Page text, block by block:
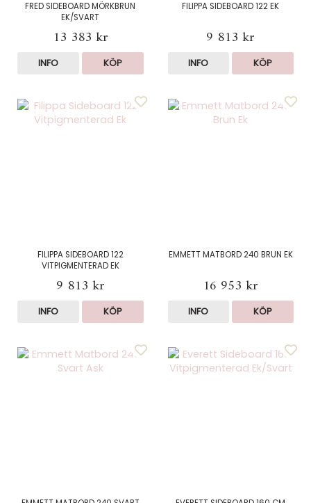
FRED SIDEBOARD MÖRKBRUN
EK/SVART
13 383 kr
INFO KÖP
FILIPPA SIDEBOARD 122 EK
9 813 kr
INFO KÖP
FILIPPA SIDEBOARD 122
VITPIGMENTERAD EK
9 813 kr
INFO KÖP
EMMETT MATBORD 240 BRUN EK
16 953 kr
INFO KÖP